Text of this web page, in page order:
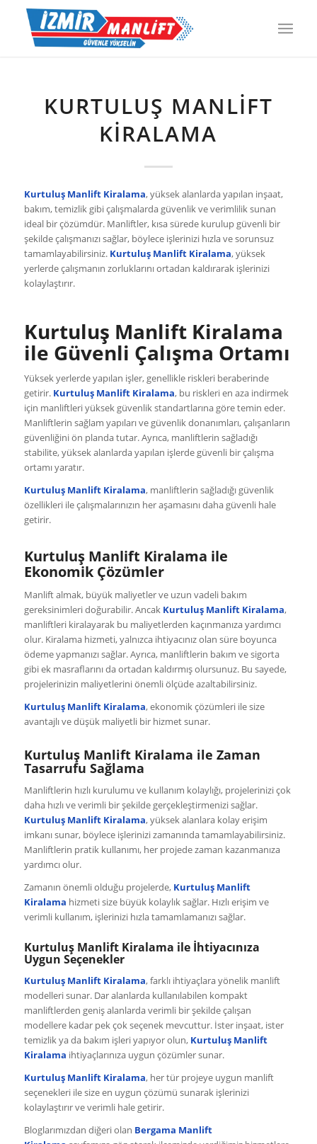
KURTULUŞ MANLIFT
KIRALAMA
Kurtuluş Manlift Kiralama, yüksek alanlarda yapılan inşaat,
bakım, temizlik gibi çalışmalarda güvenlik ve verimlilik sunan
ideal bir çözümdür. Manliftler, kısa sürede kurulup güvenli bir
şekilde çalışmanızı sağlar, böylece işlerinizi hızla ve sorunsuz
tamamlayabilirsiniz. Kurtuluş Manlift Kiralama, yüksek
yerlerde çalışmanın zorluklarını ortadan kaldırarak işlerinizi
kolaylaştırır.
Kurtuluş Manlift Kiralama
ile Güvenli Çalışma Ortamı
Yüksek yerlerde yapılan işler, genellikle riskleri beraberinde
getirir. Kurtuluş Manlift Kiralama, bu riskleri en aza indirmek
için manliftleri yüksek güvenlik standartlarına göre temin eder.
Manliftlerin sağlam yapıları ve güvenlik donanımları, çalışanların
güvenliğini ön planda tutar. Ayrıca, manliftlerin sağladığı
stabilite, yüksek alanlarda yapılan işlerde güvenli bir çalışma
ortamı yaratır.
Kurtuluş Manlift Kiralama, manliftlerin sağladığı güvenlik
özellikleri ile çalışmalarınızın her aşamasını daha güvenli hale
getirir.
Kurtuluş Manlift Kiralama ile
Ekonomik Çözümler
Manlift almak, büyük maliyetler ve uzun vadeli bakım
gereksinimleri doğurabilir. Ancak Kurtuluş Manlift Kiralama,
manliftleri kiralayarak bu maliyetlerden kaçınmanıza yardımcı
olur. Kiralama hizmeti, yalnızca ihtiyacınız olan süre boyunca
ödeme yapmanızı sağlar. Ayrıca, manliftlerin bakım ve sigorta
gibi ek masraflarını da ortadan kaldırmış olursunuz. Bu sayede,
projelerinizin maliyetlerini önemli ölçüde azaltabilirsiniz.
Kurtuluş Manlift Kiralama, ekonomik çözümleri ile size
avantajlı ve düşük maliyetli bir hizmet sunar.
Kurtuluş Manlift Kiralama ile Zaman
Tasarrufu Sağlama
Manliftlerin hızlı kurulumu ve kullanım kolaylığı, projelerinizi çok
daha hızlı ve verimli bir şekilde gerçekleştirmenizi sağlar.
Kurtuluş Manlift Kiralama, yüksek alanlara kolay erişim
imkanı sunar, böylece işlerinizi zamanında tamamlayabilirsiniz.
Manliftlerin pratik kullanımı, her projede zaman kazanmanıza
yardımcı olur.
Zamanın önemli olduğu projelerde, Kurtuluş Manlift
Kiralama hizmeti size büyük kolaylık sağlar. Hızlı erişim ve
verimli kullanım, işlerinizi hızla tamamlamanızı sağlar.
Kurtuluş Manlift Kiralama ile İhtiyacınıza
Uygun Seçenekler
Kurtuluş Manlift Kiralama, farklı ihtiyaçlara yönelik manlift
modelleri sunar. Dar alanlarda kullanılabilen kompakt
manliftlerden geniş alanlarda verimli bir şekilde çalışan
modellere kadar pek çok seçenek mevcuttur. İster inşaat, ister
temizlik ya da bakım işleri yapıyor olun, Kurtuluş Manlift
Kiralama ihtiyaçlarınıza uygun çözümler sunar.
Kurtuluş Manlift Kiralama, her tür projeye uygun manlift
seçenekleri ile size en uygun çözümü sunarak işlerinizi
kolaylaştırır ve verimli hale getirir.
Bloglarımızdan diğeri olan Bergama Manlift